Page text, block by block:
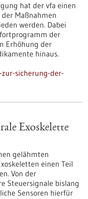
hat der vfa einen
Maßnahmen
werden. Dabei
der
Erhöhung der
hinaus.
sicherung-der-
Exoskelette
gelähmten
einen Teil
Von der
Steuersignale bislang
Sensoren hierfür